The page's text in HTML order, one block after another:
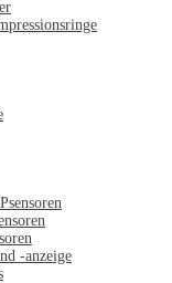
-anzeige